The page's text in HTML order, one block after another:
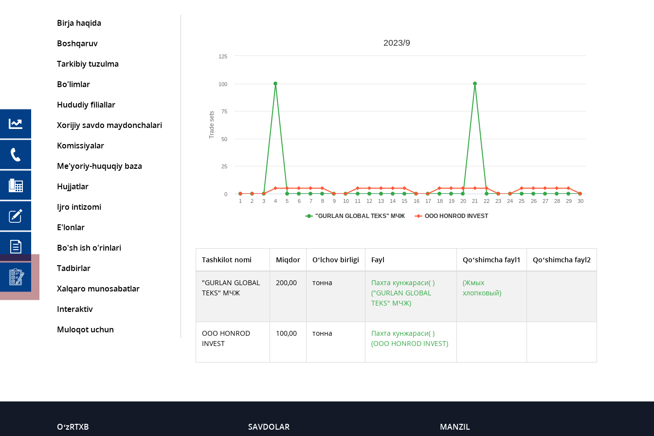
Birja haqida
Boshqaruv
Tarkibiy tuzulma
Bo'limlar
Hududiy filiallar
Xorijiy savdo maydonchalari
Komissiyalar
Me'yoriy-huquqiy baza
Hujjatlar
Ijro intizomi
E'lonlar
Bo'sh ish o'rinlari
Tadbirlar
Xalqaro munosabatlar
Interaktiv
Muloqot uchun
Trade sets
2023/9
"GURLAN GLOBAL TEKS" МЧЖ ООО HONROD INVEST
1 2 3 4 5 6 7 8 9 10 11 12 13 14 15 16 17 18 19 20 21 22 23 24 25 26 27 28 29 30
0
25
50
75
100
125
Tashkilot nomi Miqdor O‘lchov birligi Fayl Qo‘shimcha fayl1 Qo‘shimcha fayl2
"GURLAN GLOBAL
TEKS" МЧЖ
200,00 тонна
Пахта кунжараси( )
("GURLAN GLOBAL
TEKS" МЧЖ)
(Жмых
хлопковый)
ООО HONROD
INVEST
100,00 тонна
Пахта кунжараси( )
(ООО HONROD INVEST)
O‘zRTXB SAVDOLAR MANZIL